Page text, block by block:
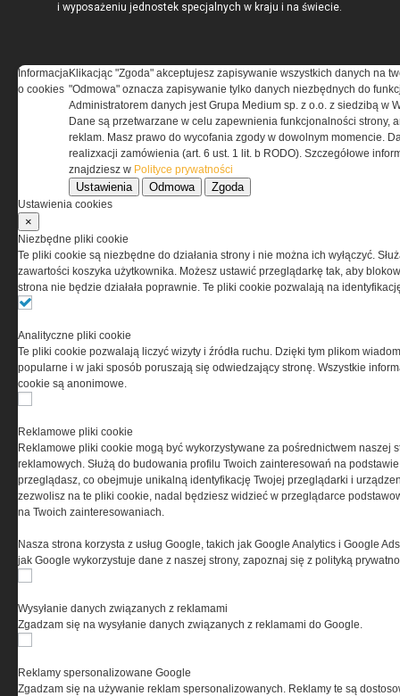
i wyposażeniu jednostek specjalnych w kraju i na świecie.
REGULAMIN
Regulamin określa zasady korzystania z portalu
www.special-ops.pl
Korzystanie z portalu jest równoznaczne
przez Grupa MEDIUM Spółka z ograniczoną
odpowiedzialnością Spółka komandytowa, nr KRS:
0000537655, NIP 1132860378, REGON 146393437
(zwana dalej Grupa MEDIUM) w postaci Regulaminu.
Ta witryna wykorzystuje pliki cookies do przechowywania
informacji na Twoim komputerze. Pliki cookies stosujemy
w celu świadczenia usług na najwyższym poziomie,
w tym w sposób dostosowany do indywidualnych potrzeb.
cookies oznacza, że będą one zamieszczane w Twoim
urządzeniu końcowym. W każdym momencie możesz
dokonać zmiany ustawień przeglądarki dotyczących
serwisu prosimy o zapoznanie się z naszą
prywatności
oraz informacją o cookies
Informacja
o cookies
Klikacjąc "Zgoda" akceptujesz zapisywanie wszystkich danych na
"Odmowa" oznacza zapisywanie tylko danych niezbędnych do
Administratorem danych jest Grupa Medium sp. z o.o. z siedzibą w
Dane są przetwarzane w celu zapewnienia funkcjonalności strony,
reklam. Masz prawo do wycofania zgody w dowolnym momencie.
realizxacji zamówienia (art. 6 ust. 1 lit. b RODO). Szczegółowe
znajdziesz w Polityce prywatności
Ustawienia Odmowa Zgoda
Ustawienia cookies
×
Niezbędne pliki cookie
Te pliki cookie są niezbędne do działania strony i nie można ich wyłączyć.
zawartości koszyka użytkownika. Możesz ustawić przeglądarkę tak, aby
strona nie będzie działała poprawnie. Te pliki cookie pozwalają na
Analityczne pliki cookie
Te pliki cookie pozwalają liczyć wizyty i źródła ruchu. Dzięki tym plikom
popularne i w jaki sposób poruszają się odwiedzający stronę. Wszystkie
cookie są anonimowe.
Reklamowe pliki cookie
Reklamowe pliki cookie mogą być wykorzystywane za pośrednictwem naszej
reklamowych. Służą do budowania profilu Twoich zainteresowań na
przeglądasz, co obejmuje unikalną identyfikację Twojej przeglądarki i
zezwolisz na te pliki cookie, nadal będziesz widzieć w przeglądarce
na Twoich zainteresowaniach.
Nasza strona korzysta z usług Google, takich jak Google Analytics i Google
jak Google wykorzystuje dane z naszej strony, zapoznaj się z polityką
Wysyłanie danych związanych z reklamami
Zgadzam się na wysyłanie danych związanych z reklamami do Google.
Reklamy spersonalizowane Google
Zgadzam się na używanie reklam spersonalizowanych. Reklamy te są